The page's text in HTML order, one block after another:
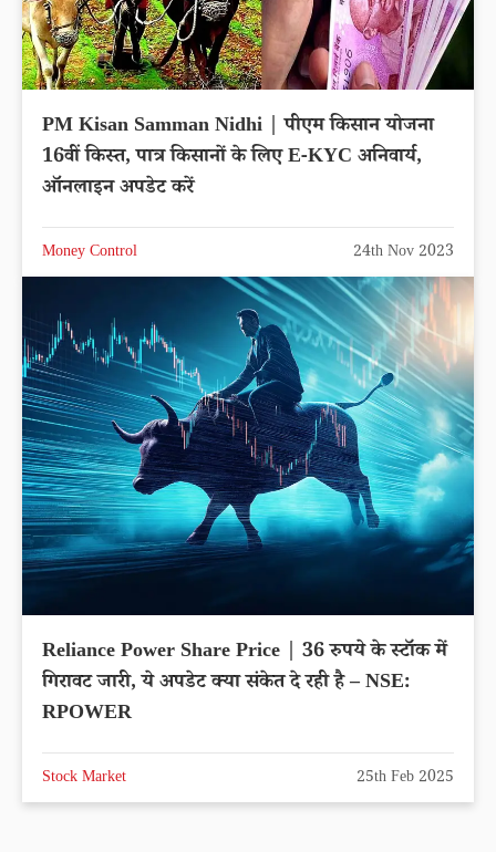
PM Kisan Samman Nidhi | पीएम किसान योजना
16वीं किस्त, पात्र किसानों के लिए E-KYC अनिवार्य,
ऑनलाइन अपडेट करें
Money Control 24th Nov 2023
Reliance Power Share Price | 36 रुपये के स्टॉक में
गिरावट जारी, ये अपडेट क्या संकेत दे रही है – NSE:
RPOWER
Stock Market 25th Feb 2025